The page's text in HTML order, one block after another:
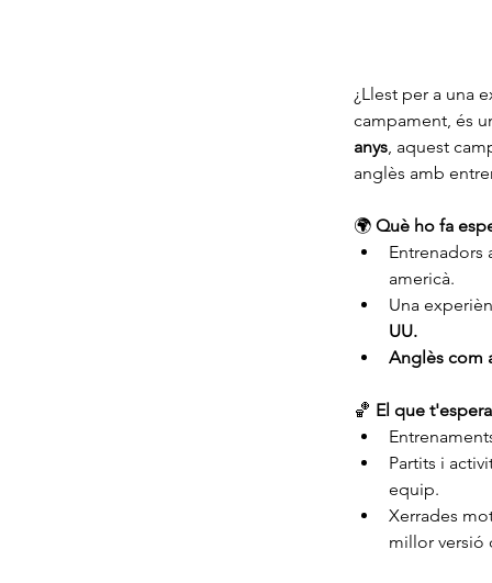
¿Llest per a una
campament, és
anys, aquest
anglès amb
🌍 Què ho fa
Entrenadors
americà.
Una
UU.
Anglès com
🏀 El que
Partits i
equip.
Xerrades
millor versió